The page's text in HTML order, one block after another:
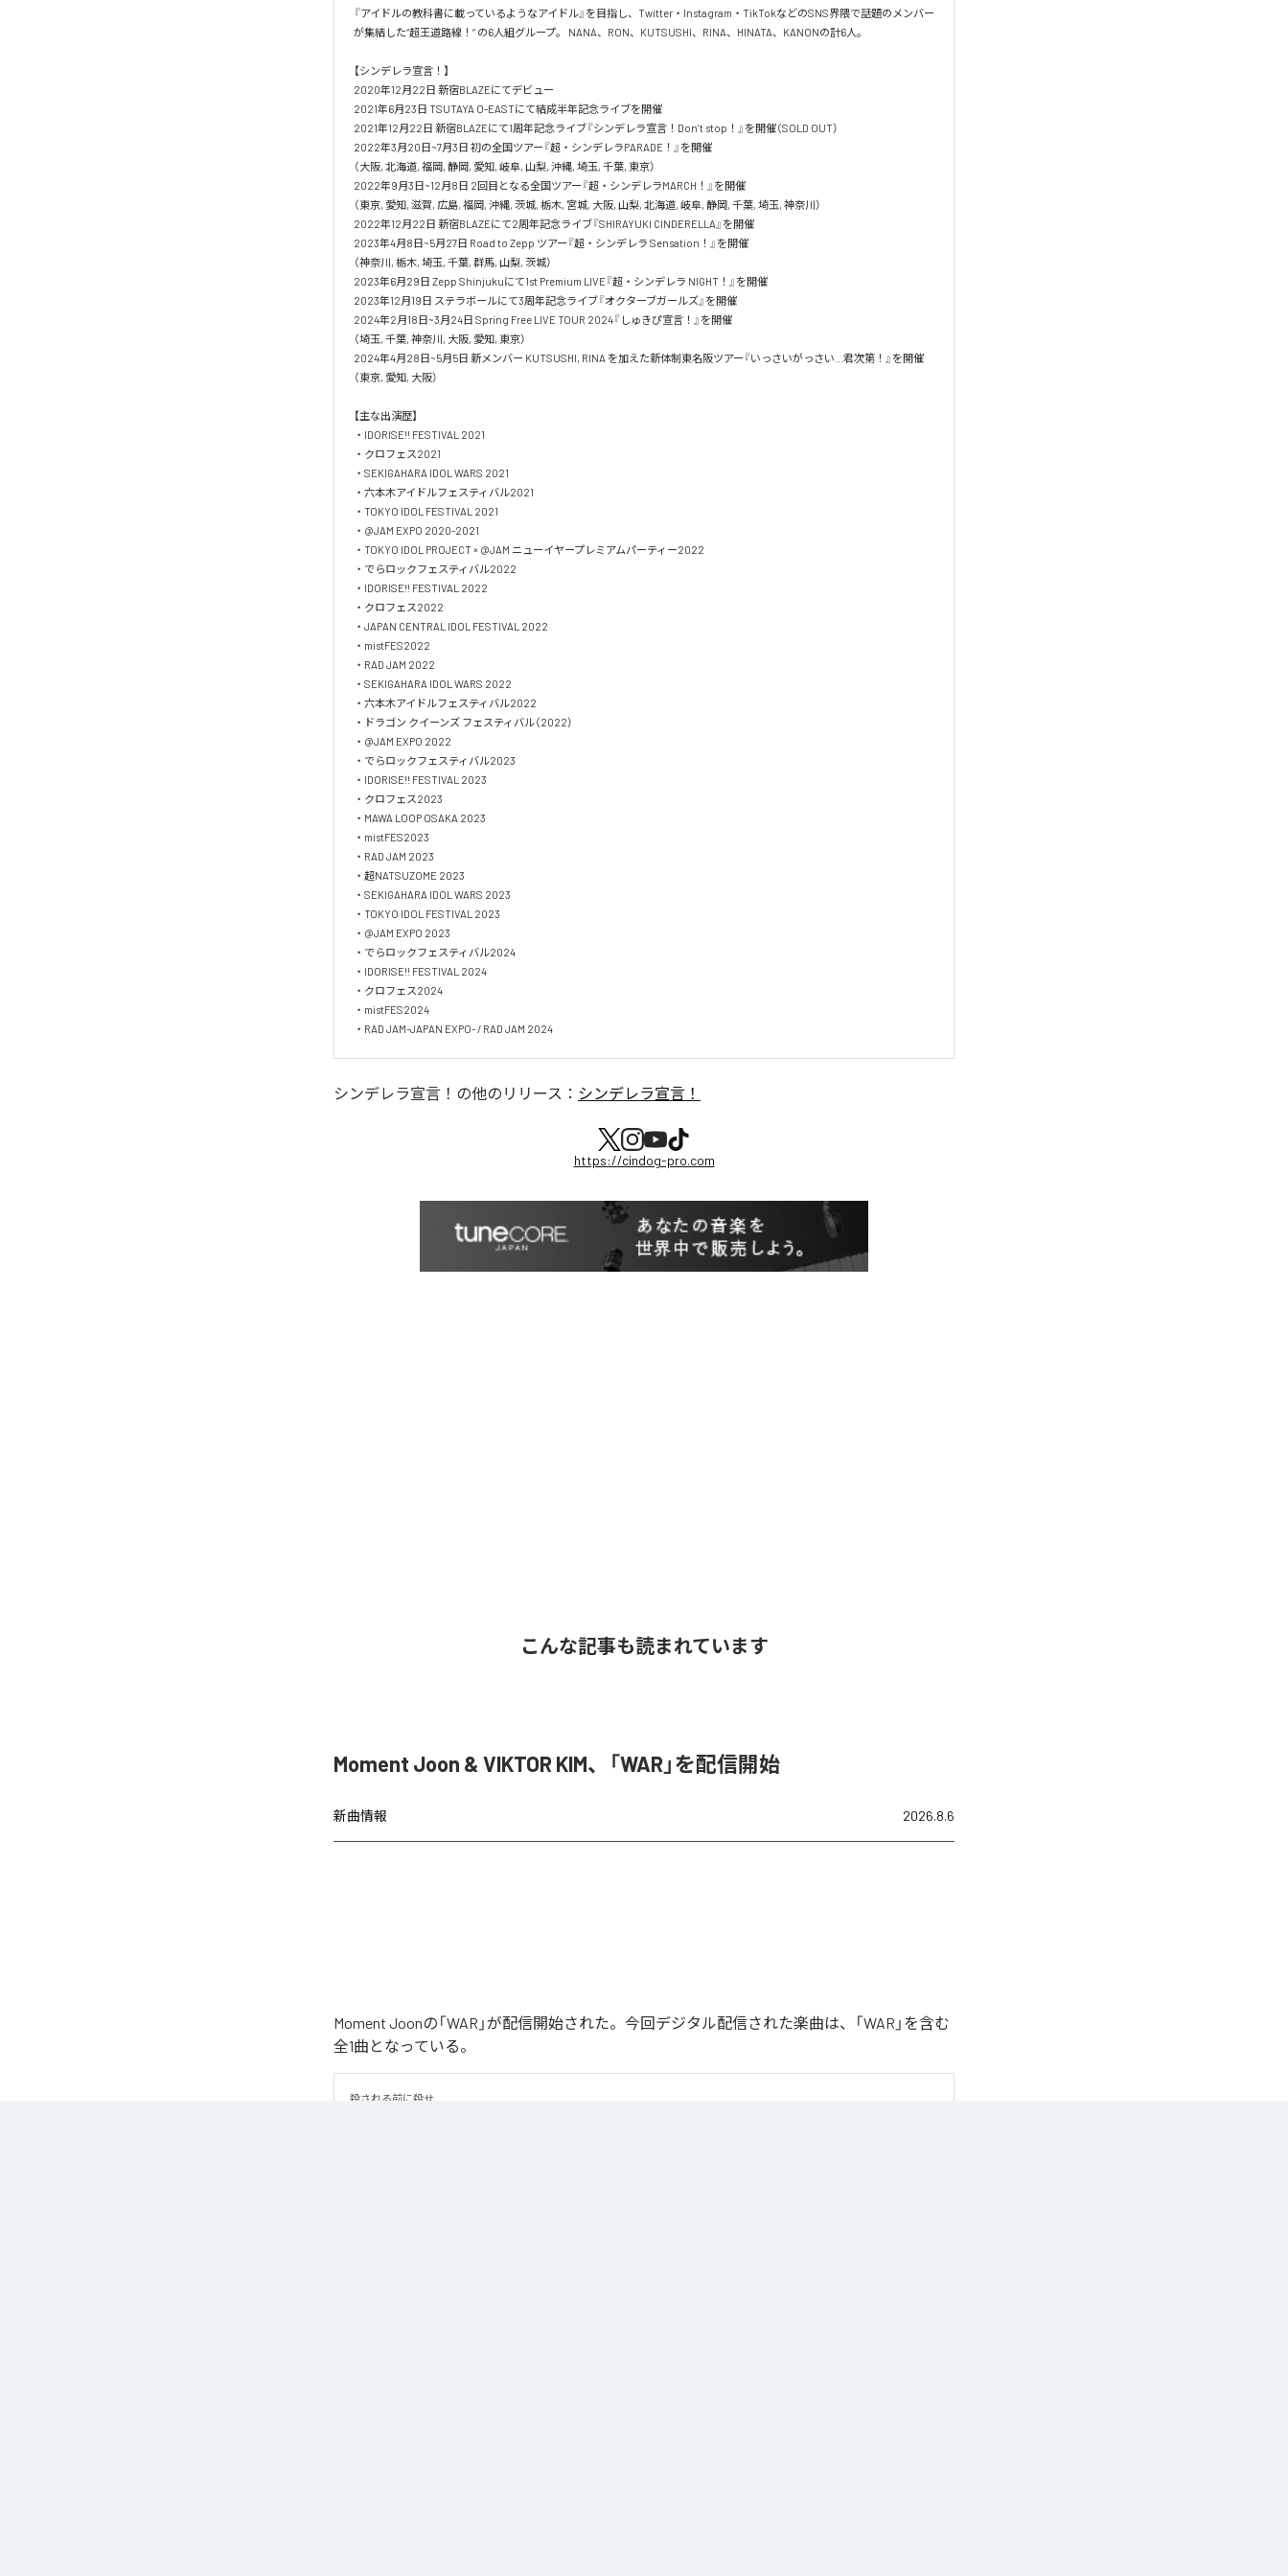
『アイドルの教科書に載っているようなアイドル』を目指し、Twitter・Instagram・TikTokなどのSNS界隈で話題のメンバー
が集結した“超王道路線！“ の6人組グループ。 NANA、RON、KUTSUSHI、RINA、HINATA、KANONの計6人。
【シンデレラ宣言！】
2020年12月22日 新宿BLAZEにてデビュー
2021年6月23日 TSUTAYA O-EASTにて結成半年記念ライブを開催
2021年12月22日 新宿BLAZEにて1周年記念ライブ『シンデレラ宣言！Don’t stop！』を開催（SOLD OUT）
2022年3月20日~7月3日 初の全国ツアー『超・シンデレラPARADE！』を開催
（大阪, 北海道, 福岡, 静岡, 愛知, 岐阜, 山梨, 沖縄, 埼玉, 千葉, 東京）
2022年9月3日~12月8日 2回目となる全国ツアー『超・シンデレラMARCH！』を開催
（東京, 愛知, 滋賀, 広島, 福岡, 沖縄, 茨城, 栃木, 宮城, 大阪, 山梨, 北海道, 岐阜, 静岡, 千葉, 埼玉, 神奈川）
2022年12月22日 新宿BLAZEにて2周年記念ライブ『SHIRAYUKI CINDERELLA』を開催
2023年4月8日~5月27日 Road to Zepp ツアー『超・シンデレラ Sensation！』を開催
（神奈川, 栃木, 埼玉, 千葉, 群馬, 山梨, 茨城）
2023年6月29日 Zepp Shinjukuにて1st Premium LIVE『超・シンデレラ NIGHT！』を開催
2023年12月19日 ステラボールにて3周年記念ライブ『オクターブガールズ』を開催
2024年2月18日~3月24日 Spring Free LIVE TOUR 2024『しゅきぴ宣言！』を開催
（埼玉, 千葉, 神奈川, 大阪, 愛知, 東京）
2024年4月28日~5月5日 新メンバー KUTSUSHI, RINA を加えた新体制東名阪ツアー『いっさいがっさい…君次第！』を開催
（東京, 愛知, 大阪）
【主な出演歴】
・IDORISE!! FESTIVAL 2021
・クロフェス2021
・SEKIGAHARA IDOL WARS 2021
・六本木アイドルフェスティバル2021
・TOKYO IDOL FESTIVAL 2021
・@JAM EXPO 2020-2021
・TOKYO IDOL PROJECT × @JAM ニューイヤープレミアムパーティー2022
・でらロックフェスティバル2022
・IDORISE!! FESTIVAL 2022
・クロフェス2022
・JAPAN CENTRAL IDOL FESTIVAL 2022
・mistFES2022
・RAD JAM 2022
・SEKIGAHARA IDOL WARS 2022
・六本木アイドルフェスティバル2022
・ドラゴン クイーンズ フェスティバル（2022）
・@JAM EXPO 2022
・でらロックフェスティバル2023
・IDORISE!! FESTIVAL 2023
・クロフェス2023
・MAWA LOOP OSAKA 2023
・mistFES2023
・RAD JAM 2023
・超NATSUZOME 2023
・SEKIGAHARA IDOL WARS 2023
・TOKYO IDOL FESTIVAL 2023
・@JAM EXPO 2023
・でらロックフェスティバル2024
・IDORISE!! FESTIVAL 2024
・クロフェス2024
・mistFES2024
・RAD JAM-JAPAN EXPO- / RAD JAM 2024
シンデレラ宣言！ の他のリリース： シンデレラ宣言！
https://cindog-pro.com
こんな記事も読まれています
Moment Joon & VIKTOR KIM、「WAR」を配信開始
新曲情報 2026.8.6
Moment Joonの「WAR」が配信開始された。今回デジタル配信された楽曲は、「WAR」を含む
全1曲となっている。
殺される前に殺せ